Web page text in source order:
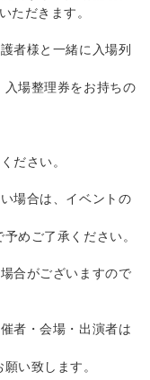
ただきます。
者様と一緒に入場列
場整理券をお持ちの
ださい。
場合は、イベントの
めご了承ください。
合がございますので
者・会場・出演者は
い致します。